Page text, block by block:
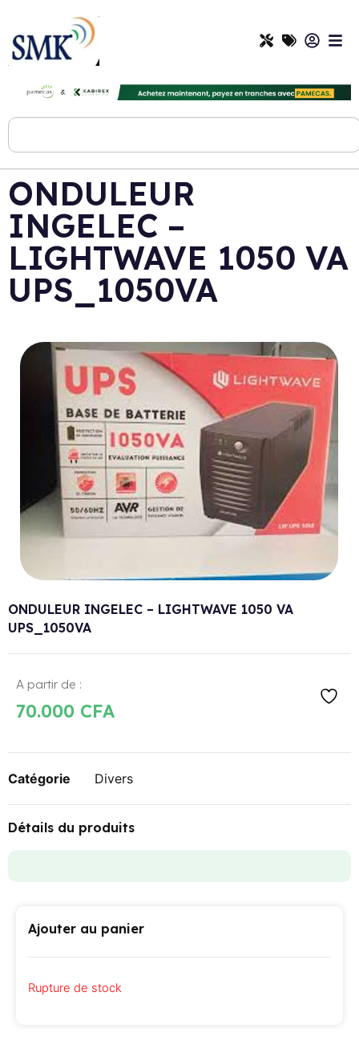
ONDULEUR
INGELEC –
LIGHTWAVE 1050 VA
UPS_1050VA
ONDULEUR INGELEC – LIGHTWAVE 1050 VA
UPS_1050VA
A partir de :
70.000 CFA
Catégorie Divers
Détails du produits
Ajouter au panier
Rupture de stock